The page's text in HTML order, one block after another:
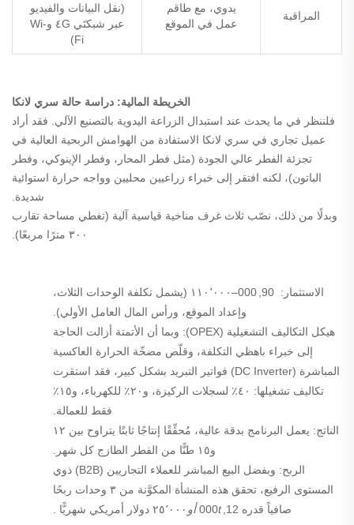
المراقبة
يدوي، مع طاقم
عمل في الموقع
(نقل البيانات والفيديو
عبر شبكتَي ٤G وWi-
Fi)
الخريطة المالية: دراسة حالة سري لانكا
فلننظر في ما يحدث عند استبدال الزراعة اليدوية بالتصنيع الآلي. فقد أراد
عميل تجاري في سري لانكا الاستفادة من الهوامش الربحية العالية في
تجزئة الفطر عالي الجودة (مثل فطر المحار، وفطر الإينوكي، وفطر
الباتون)، لكنه افتقر إلى خبراء زراعيين محليين وواجه حرارة استوائية
شديدة.
وبدلًا من ذلك، نصّب ثلاث غرف مناخية قياسية آلية (تغطي مساحة تقارب
٣٠٠ مترًا مربعًا).
الاستثمار: 90
,
000–
١١٠٬٠٠٠ (يشمل تكلفة الوحدات الثلاث،
وإعداد الموقع، ورأس المال العامل الأولي).
هيكل التكاليف التشغيلية (OPEX):
وبما أن الأتمتة أزالت الحاجة
إلى خبراء باهظي التكلفة، وقلّص مضخّة الحرارة العاكسية
المباشرة (DC Inverter) فواتير التبريد بشكل كبير، فقد استقرت
تكاليف تشغيلها: ٤٠٪ لسجلات الركيزة، و٢٠٪ للكهرباء، و١٥٪
فقط للعمالة.
الناتج:
يعمل البرنامج بدقة عالية، مُحقِّقًا إنتاجًا ثابتًا يتراوح بين ١٢
و١٥ طنًّا من الفطر الطازج كل شهر.
الربح:
وبفضل البيع المباشر للعملاء التجاريين (B2B) ذوي
المستوى الرفيع، تحقق هذه المنشأة المكوَّنة من ٣ وحدات ربحًا
صافياً قدره 12
000t أو ٢٥٬٠٠٠ دولار أمريكي شهريًّا